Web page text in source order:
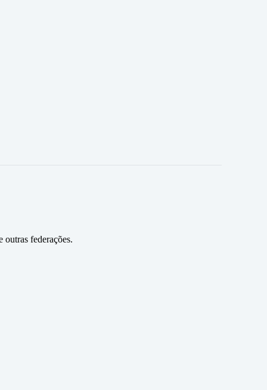
outras federações.